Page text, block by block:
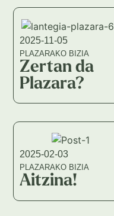
2025-11-05
PLAZARAKO BIZIA
Zertan da
Plazara?
2025-02-03
PLAZARAKO BIZIA
Aitzina!